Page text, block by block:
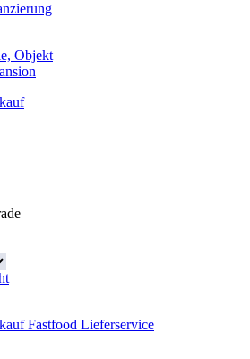
Objekt
Fastfood Lieferservice